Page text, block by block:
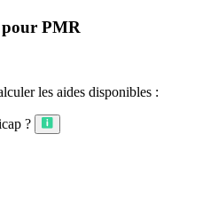
PMR
les aides disponibles :
?